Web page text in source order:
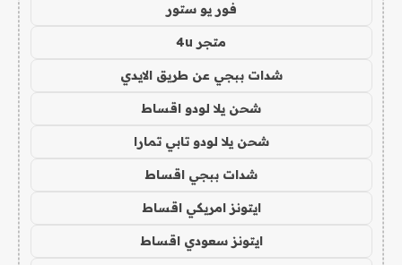
فور يو ستور
متجر 4u
شدات ببجي عن طريق الايدي
شحن يلا لودو اقساط
شحن يلا لودو تابي تمارا
شدات ببجي اقساط
ايتونز امريكي اقساط
ايتونز سعودي اقساط